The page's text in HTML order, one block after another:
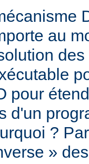
au
pour
d'un
?
»